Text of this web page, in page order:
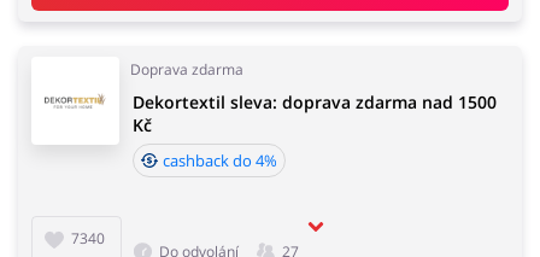
Doprava zdarma
7340
Dekortextil sleva: doprava zdarma nad 1500
Kč
cashback do 4%
Do odvolání 27